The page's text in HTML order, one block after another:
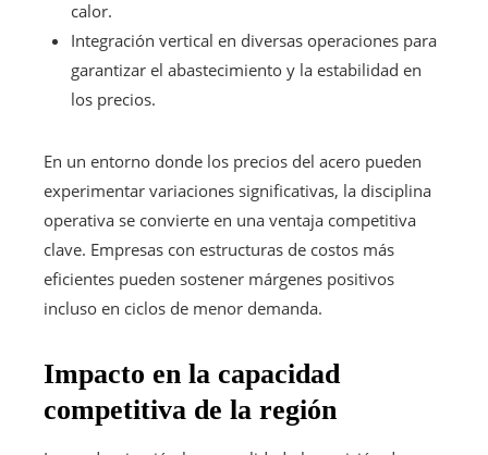
calor.
Integración vertical en diversas operaciones para
garantizar el abastecimiento y la estabilidad en
los precios.
En un entorno donde los precios del acero pueden
experimentar variaciones significativas, la disciplina
operativa se convierte en una ventaja competitiva
clave. Empresas con estructuras de costos más
eficientes pueden sostener márgenes positivos
incluso en ciclos de menor demanda.
Impacto en la capacidad
competitiva de la región